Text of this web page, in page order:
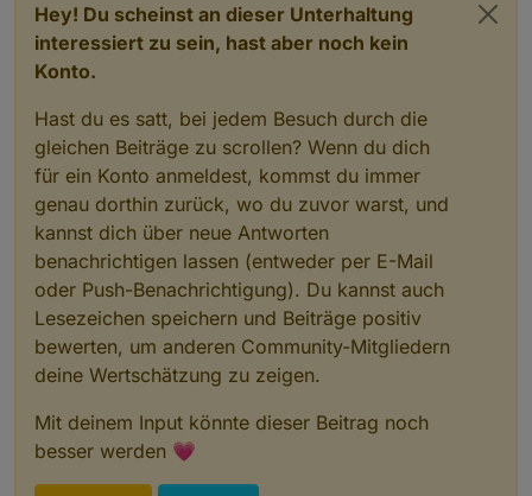
Hey! Du scheinst an dieser Unterhaltung
interessiert zu sein, hast aber noch kein
Konto.
Hast du es satt, bei jedem Besuch durch die
gleichen Beiträge zu scrollen? Wenn du dich
für ein Konto anmeldest, kommst du immer
genau dorthin zurück, wo du zuvor warst, und
kannst dich über neue Antworten
benachrichtigen lassen (entweder per E-Mail
oder Push-Benachrichtigung). Du kannst auch
Lesezeichen speichern und Beiträge positiv
bewerten, um anderen Community-Mitgliedern
deine Wertschätzung zu zeigen.
Mit deinem Input könnte dieser Beitrag noch
besser werden 💗